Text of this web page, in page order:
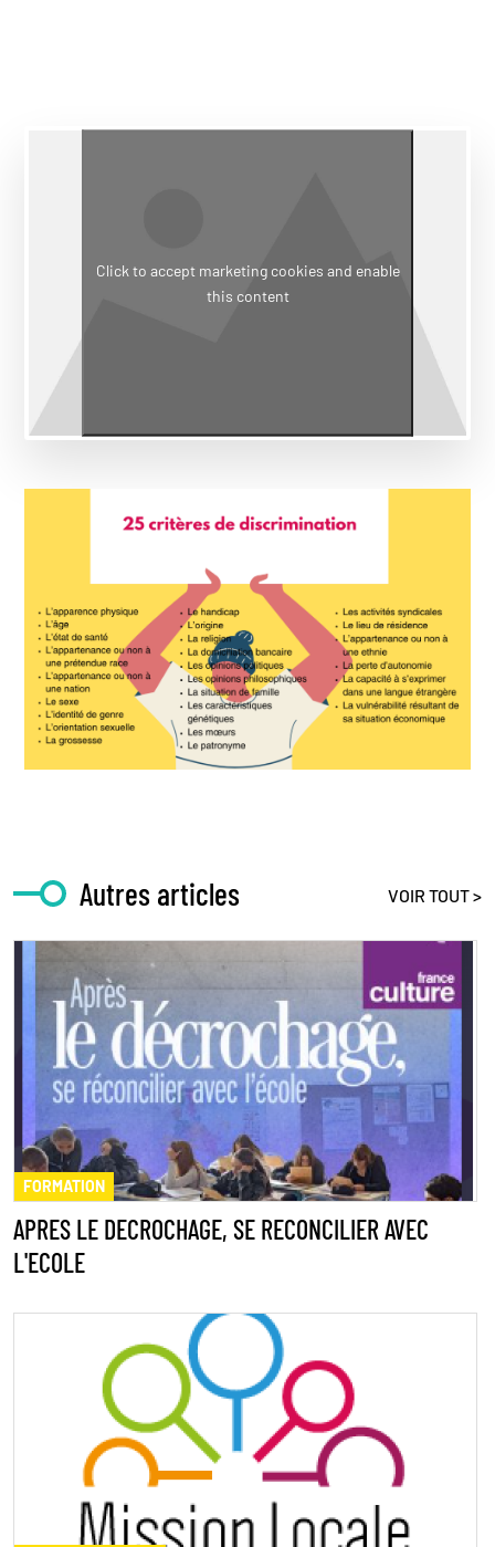
Click to accept marketing cookies and enable
this content
Autres articles VOIR TOUT >
FORMATION
APRES LE DECROCHAGE, SE RECONCILIER AVEC
L'ECOLE